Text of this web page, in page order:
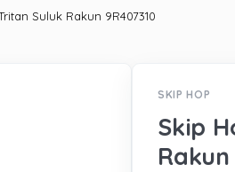
Suluk Rakun 9R407310
SKIP HOP
Skip
Rakun